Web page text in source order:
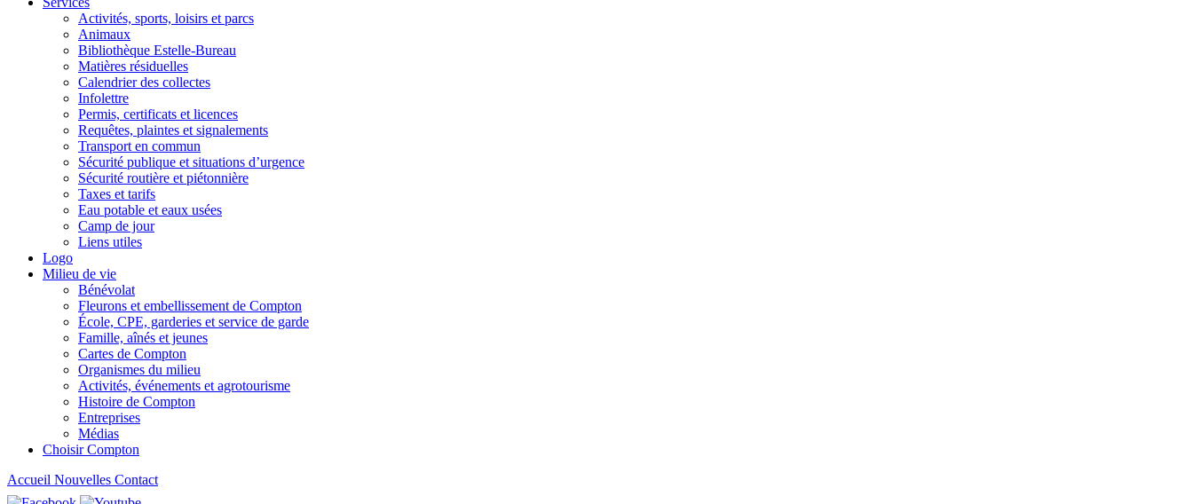
Activités, sports, loisirs et parcs
Animaux
Bibliothèque Estelle-Bureau
Matières résiduelles
Calendrier des collectes
Infolettre
Permis, certificats et licences
Requêtes, plaintes et signalements
Transport en commun
Sécurité publique et situations d’urgence
Sécurité routière et piétonnière
Taxes et tarifs
Eau potable et eaux usées
Camp de jour
Liens utiles
Logo
Milieu de vie
Bénévolat
Fleurons et embellissement de Compton
École, CPE, garderies et service de garde
Famille, aînés et jeunes
Cartes de Compton
Organismes du milieu
Activités, événements et agrotourisme
Histoire de Compton
Entreprises
Médias
Choisir Compton
Accueil Nouvelles Contact